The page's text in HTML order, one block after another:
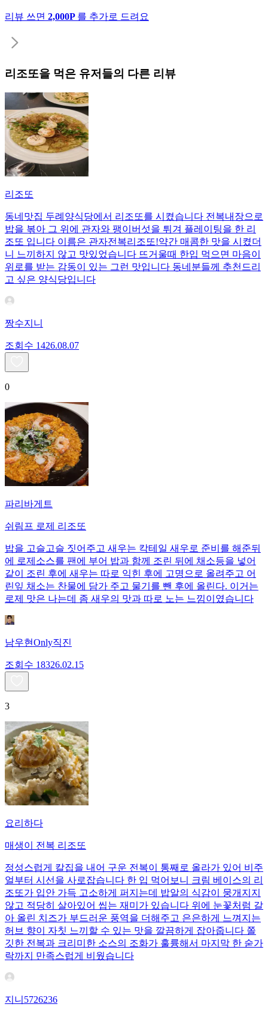
리뷰 쓰면 2,000P 를 추가로 드려요
리조또을 먹은 유저들의 다른 리뷰
리조또
동네맛집 두례양식당에서 리조또를 시켰습니다 전복내장으로
밥을 볶아 그 위에 관자와 팽이버섯을 튀겨 플레이팅을 한 리
조또 입니다 이름은 관자전복리조또!약간 매콤한 맛을 시켰더
니 느끼하지 않고 맛있었습니다 뜨거울때 한입 먹으면 마음이
위로를 받는 감동이 있는 그런 맛입니다 동네분들께 추천드리
고 싶은 양식당입니다
짱수지니
조회수 1426.08.07
0
파리바게트
쉬림프 로제 리조또
밥을 고슬고슬 짓어주고 새우는 칵테일 새우로 준비를 해준뒤
에 로제소스를 팬에 부어 밥과 함께 조린 뒤에 채소등을 넣어
같이 조린 후에 새우는 따로 익힌 후에 고명으로 올려주고 어
린잎 채소는 찬물에 담가 주고 물기를 뺀 후에 올린다. 이거는
로제 맛은 나는데 좀 새우의 맛과 따로 노는 느낌이였습니다
남우현Only직진
조회수 18326.02.15
3
요리하다
매생이 전복 리조또
정성스럽게 칼집을 내어 구운 전복이 통째로 올라가 있어 비주
얼부터 시선을 사로잡습니다 한 입 먹어보니 크림 베이스의 리
조또가 입안 가득 고소하게 퍼지는데 밥알의 식감이 뭉개지지
않고 적당히 살아있어 씹는 재미가 있습니다 위에 눈꽃처럼 갈
아 올린 치즈가 부드러운 풍역을 더해주고 은은하게 느껴지는
허브 향이 자칫 느끼할 수 있는 맛을 깔끔하게 잡아줍니다 쫄
깃한 전복과 크리미한 소스의 조화가 훌륭해서 마지막 한 숟가
락까지 만족스럽게 비웠습니다
지니5726236